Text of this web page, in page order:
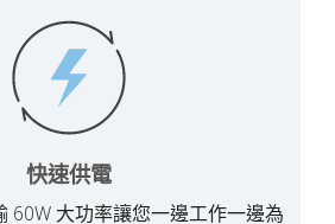
快速供電
60W 大功率讓您一邊工作一邊為